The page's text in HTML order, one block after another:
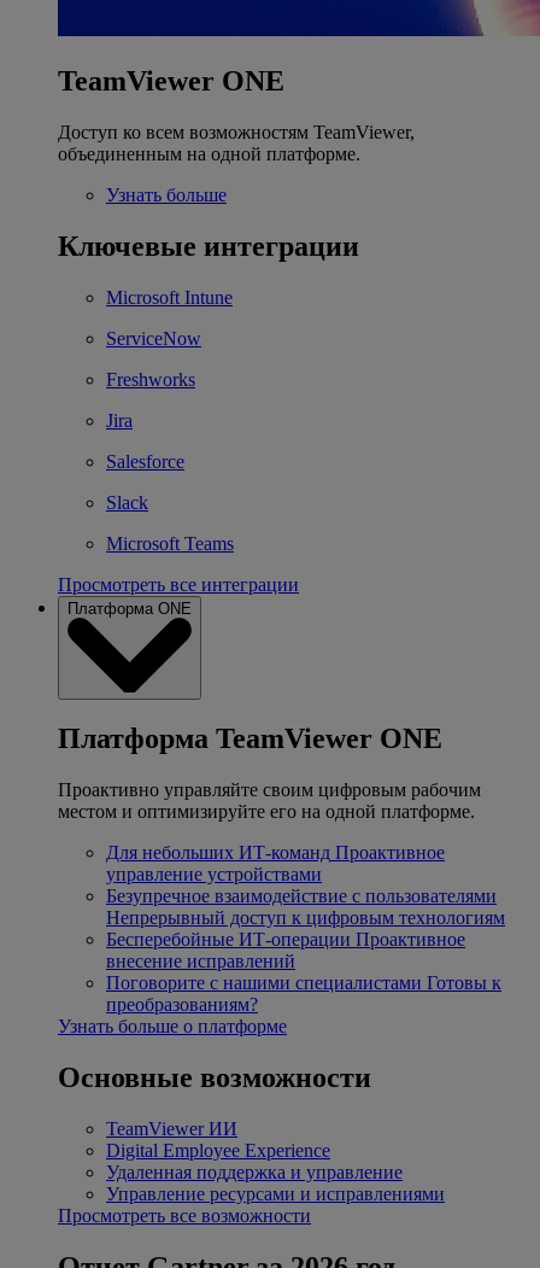
TeamViewer ONE
Доступ ко всем возможностям TeamViewer,
объединенным на одной платформе.
Узнать больше
Ключевые интеграции
Microsoft Intune
ServiceNow
Freshworks
Jira
Salesforce
Slack
Microsoft Teams
Просмотреть все интеграции
Платформа ONE
Платформа TeamViewer ONE
Проактивно управляйте своим цифровым рабочим
местом и оптимизируйте его на одной платформе.
Для небольших ИТ-команд Проактивное
управление устройствами
Безупречное взаимодействие с пользователями
Непрерывный доступ к цифровым технологиям
Бесперебойные ИТ-операции Проактивное
внесение исправлений
Поговорите с нашими специалистами Готовы к
преобразованиям?
Узнать больше о платформе
Основные возможности
TeamViewer ИИ
Digital Employee Experience
Удаленная поддержка и управление
Управление ресурсами и исправлениями
Просмотреть все возможности